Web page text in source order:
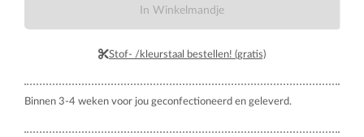
In Winkelmandje
Stof- /kleurstaal bestellen! (gratis)
Binnen 3-4 weken voor jou geconfectioneerd en geleverd.